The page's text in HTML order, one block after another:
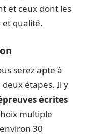
et ceux dont les
et qualité.
serez apte à
deux étapes. Il y
écrites
multiple
30